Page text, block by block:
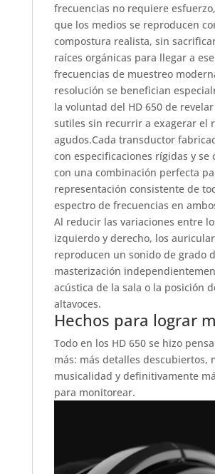
frecuencias no requiere
que los medios se reproducen
compostura realista, sin
raíces orgánicas para llegar a
frecuencias de muestreo
resolución se benefician
la voluntad del HD 650 de
sutiles sin recurrir a exagerar el
agudos.Cada transductor
con especificaciones rígidas y se
con una combinación perfecta
representación consistente de
espectro de frecuencias en
Al reducir las variaciones entre
izquierdo y derecho, los
reproducen un sonido de grado
masterización
acústica de la sala o la posición
altavoces.
Hechos para lograr
Todo en los HD 650 se hizo
más: más detalles descubiertos,
musicalidad y definitivamente
para monitorear.